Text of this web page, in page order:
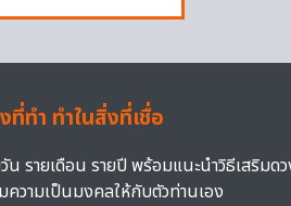
ที่ทำ ทำในสิ่งที่เชื่อ
น รายเดือน รายปี พร้อมแนะนำวิธีเสริมด
ความเป็นมงคลให้กับตัวท่านเอง